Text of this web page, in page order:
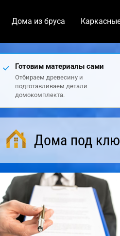
Дома из бруса
Готовим материалы сами
Отбираем древесину и
подготавливаем детали
домокомплекта.
Дома под